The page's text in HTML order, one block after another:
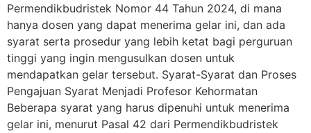
Permendikbudristek Nomor 44 Tahun 2024, di mana
hanya dosen yang dapat menerima gelar ini, dan ada
syarat serta prosedur yang lebih ketat bagi perguruan
tinggi yang ingin mengusulkan dosen untuk
mendapatkan gelar tersebut. Syarat-Syarat dan Proses
Pengajuan Syarat Menjadi Profesor Kehormatan
Beberapa syarat yang harus dipenuhi untuk menerima
gelar ini, menurut Pasal 42 dari Permendikbudristek